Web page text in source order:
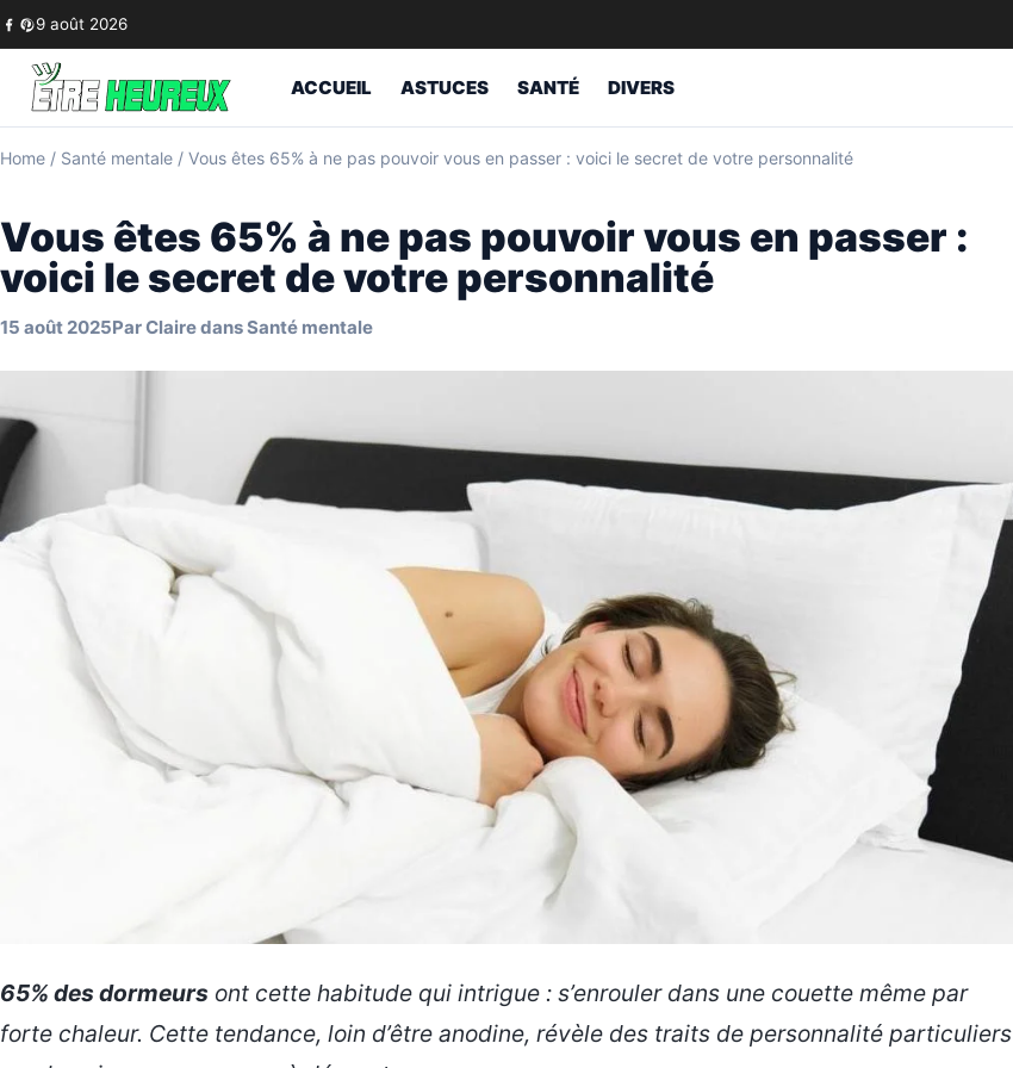
Skip to content
9 août 2026
ACCUEIL ASTUCES SANTÉ DIVERS
Home / Santé mentale / Vous êtes 65% à ne pas pouvoir vous en passer : voici le secret de votre personnalité
Vous êtes 65% à ne pas pouvoir vous en passer :
voici le secret de votre personnalité
15 août 2025ParClairedansSanté mentale
65% des dormeurs ont cette habitude qui intrigue : s’enrouler dans une couette même par
forte chaleur. Cette tendance, loin d’être anodine, révèle des traits de personnalité particuliers